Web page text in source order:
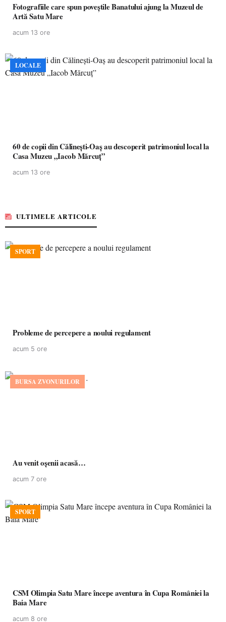
Fotografiile care spun poveștile Banatului ajung la Muzeul de
Artă Satu Mare
acum 13 ore
LOCALE
60 de copii din Călinești-Oaș au descoperit patrimoniul local la
Casa Muzeu „Iacob Mărcuț”
acum 13 ore
ULTIMELE ARTICOLE
SPORT
Probleme de percepere a noului regulament
acum 5 ore
BURSA ZVONURILOR
Au venit oșenii acasă…
acum 7 ore
SPORT
CSM Olimpia Satu Mare începe aventura în Cupa României la
Baia Mare
acum 8 ore